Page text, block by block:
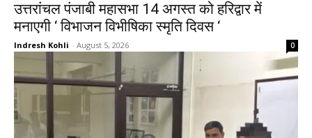
उत्तरांचल पंजाबी महासभा 14 अगस्त को हरिद्वार में
मनाएगी ‘ विभाजन विभीषिका स्मृति दिवस ‘
Indresh Kohli - August 5, 2026 0